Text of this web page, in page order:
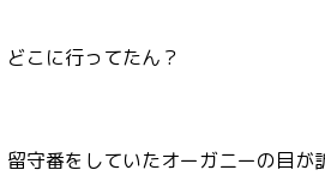
どこに行ってたん？
留守番をしていたオーガニーの目が